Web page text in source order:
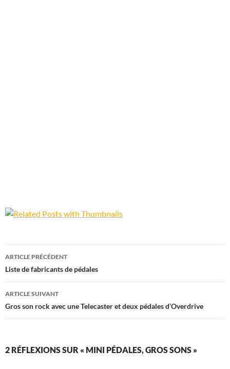
Navigation
des
articles
ARTICLE PRÉCÉDENT
Liste de fabricants de pédales
ARTICLE SUIVANT
Gros son rock avec une Telecaster et deux pédales d’Overdrive
2 RÉFLEXIONS SUR « MINI PÉDALES, GROS SONS »